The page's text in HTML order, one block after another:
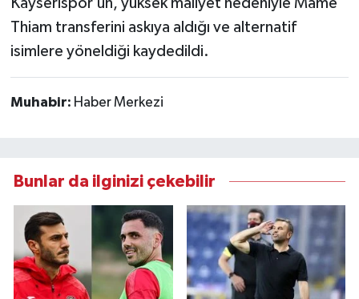
Thiam transferini askıya aldığı ve alternatif
isimlere yöneldiği kaydedildi.
Muhabir: Haber Merkezi
Bunlar da ilginizi çekebilir